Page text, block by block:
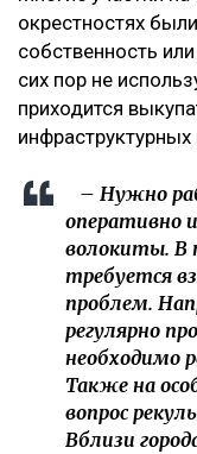
окрестностях
собственность
сих пор не
приходится
– Нужно
оперативно
волокиты. В
требуется
проблем.
регулярно
необходимо
Также на
вопрос
Вблизи